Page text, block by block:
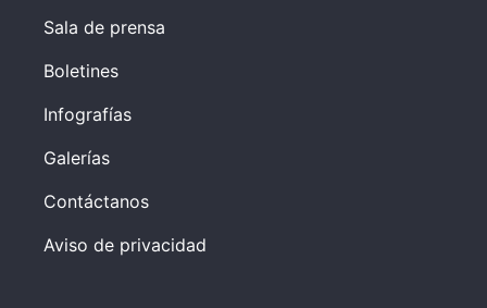
Sala de prensa
Boletines
Infografías
Galerías
Contáctanos
Aviso de privacidad